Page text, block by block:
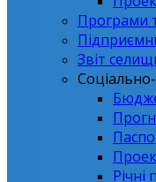
Програми
Звіт
Річні